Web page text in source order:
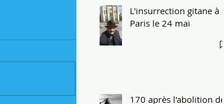
L'insurrection gitane à
Paris le 24 mai
170 après l'abolition de